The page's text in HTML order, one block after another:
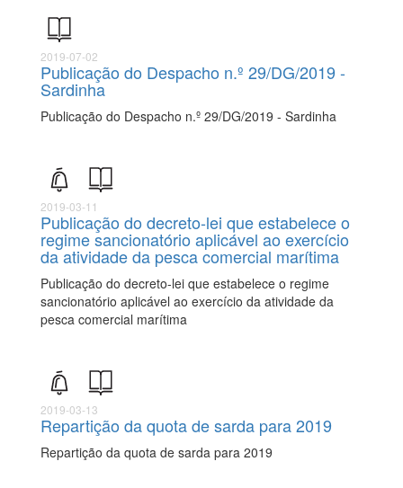
2019-07-02
Publicação do Despacho n.º 29/DG/2019 -
Sardinha
Publicação do Despacho n.º 29/DG/2019 - Sardinha
2019-03-11
Publicação do decreto-lei que estabelece o
regime sancionatório aplicável ao exercício
da atividade da pesca comercial marítima
Publicação do decreto-lei que estabelece o regime
sancionatório aplicável ao exercício da atividade da
pesca comercial marítima
2019-03-13
Repartição da quota de sarda para 2019
Repartição da quota de sarda para 2019